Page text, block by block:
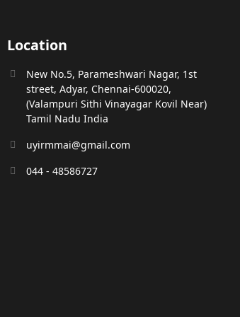
Location
New No.5, Parameshwari Nagar, 1st
street, Adyar, Chennai-600020,
(Valampuri Sithi Vinayagar Kovil Near)
Tamil Nadu India
uyirmmai@gmail.com
044 - 48586727